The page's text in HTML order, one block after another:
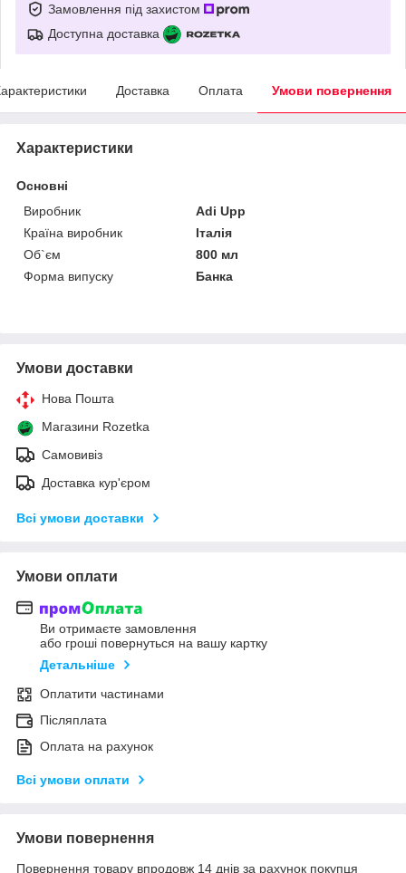
Замовлення під захистом
Доступна доставка
Доставка Оплата Умови повернення
Характеристики
Основні
Виробник
Adi Upp
Країна виробник
Італія
Об`єм
800 мл
Форма випуску
Банка
Умови доставки
Нова Пошта
Магазини Rozetka
Самовивіз
Доставка кур'єром
Всі умови доставки
Умови оплати
Ви отримаєте замовлення
або гроші повернуться на вашу картку
Детальніше
Оплатити частинами
Післяплата
Оплата на рахунок
Всі умови оплати
Умови повернення
Повернення товару впродовж 14 днів за рахунок покупця